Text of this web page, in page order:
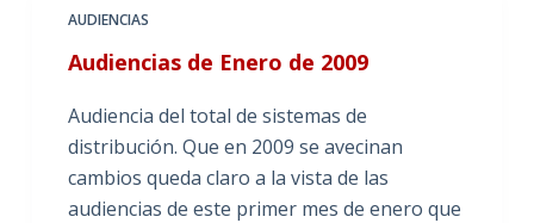
AUDIENCIAS
Audiencias de Enero de 2009
Audiencia del total de sistemas de
distribución. Que en 2009 se avecinan
cambios queda claro a la vista de las
audiencias de este primer mes de enero que